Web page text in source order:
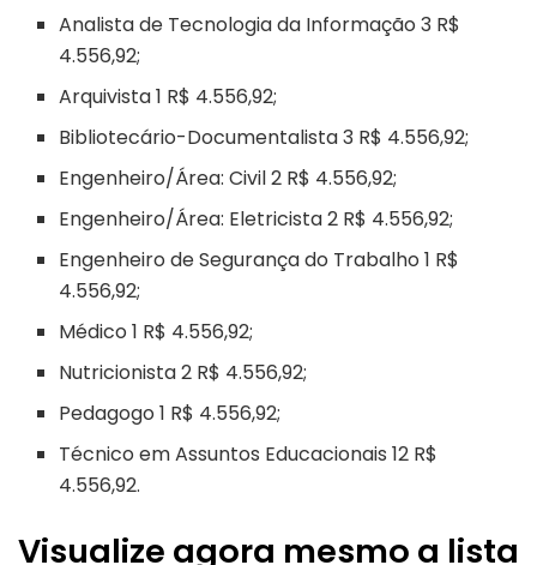
Analista de Tecnologia da Informação 3 R$
4.556,92;
Arquivista 1 R$ 4.556,92;
Bibliotecário-Documentalista 3 R$ 4.556,92;
Engenheiro/Área: Civil 2 R$ 4.556,92;
Engenheiro/Área: Eletricista 2 R$ 4.556,92;
Engenheiro de Segurança do Trabalho 1 R$
4.556,92;
Médico 1 R$ 4.556,92;
Nutricionista 2 R$ 4.556,92;
Pedagogo 1 R$ 4.556,92;
Técnico em Assuntos Educacionais 12 R$
4.556,92.
Visualize agora mesmo a lista